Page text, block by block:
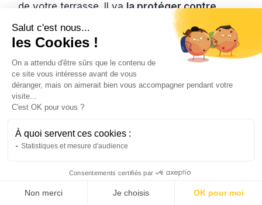
de votre terrasse. Il va la protéger contre
l'humidité et prévenir les dégradations
quoi augmenter la durée de vie de votre
espace.
Il suffit de respecter les techniques
d'application.
Vous devez avoir une surface parfaitement
sèche.
Respectez le temps de séchage.
Renouvelez l’application tous les ans.
Salut c'est nous...
les Cookies !
On a attendu d'être sûrs que le contenu de
ce site vous intéresse avant de vous
déranger, mais on aimerait bien vous accompagner pendant votre
visite...
C'est OK pour vous ?
À quoi servent ces cookies :
Statistiques et mesure d'audience
Consentements certifiés par
Non merci Je choisis OK pour moi